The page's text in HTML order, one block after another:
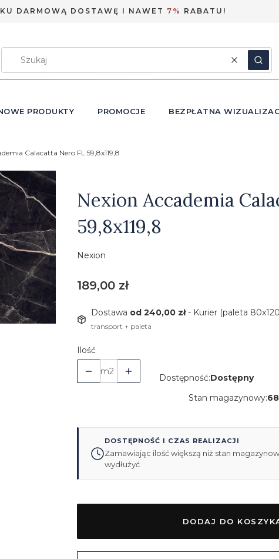
DARMOWĄ DOSTAWĘ I NAWET 7% RABATU!
WyczyśćSzukaj
PRODUKTY PROMOCJE BEZPŁATNA
Calacatta Nero FL 59,8x119,8
Nexion Accademia
59,8x119,8
Nexion
Cena
189,00 zł
Dostawa od 240,00 zł- Kurier (paleta
transport + paleta
Ilość
m2
Dostępność:Dostępny
Stan magazynowy:
DOSTĘPNOŚĆ I CZAS REALIZACJI
Zamawiając ilość większą niż stan
wydłużyć
DODAJ DO